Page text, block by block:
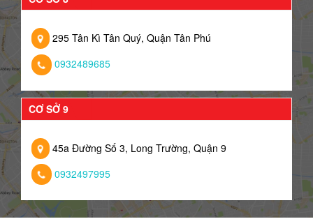
295 Tân Kì Tân Quý, Quận Tân Phú
0932489685
CƠ SỞ 9
45a Đường Số 3, Long Trường, Quận 9
0932497995